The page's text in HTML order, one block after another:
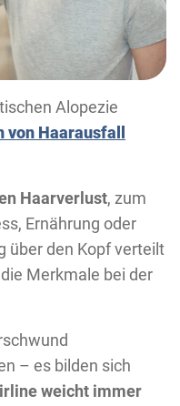
Alopezie
von Haarausfall
Haarverlust, zum
Ernährung oder
über den Kopf verteilt
Merkmale bei der
– es bilden sich
weicht immer